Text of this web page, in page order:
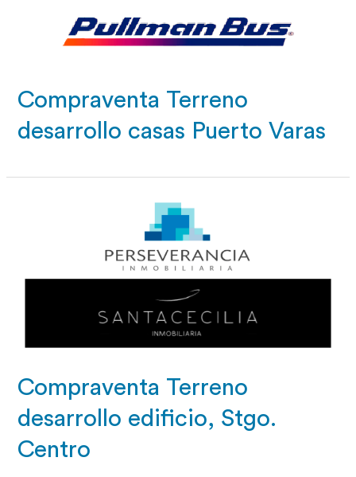
Compraventa Terreno
desarrollo casas Puerto Varas
Compraventa Terreno
desarrollo edificio, Stgo.
Centro